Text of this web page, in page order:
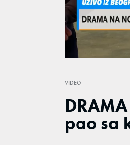
Unmute
Loaded:
VIDEO
pao sa